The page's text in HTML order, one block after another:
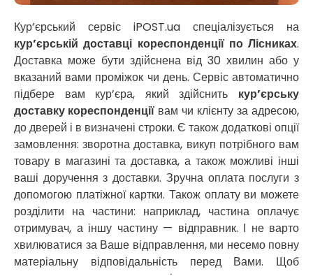
Кур’єрський сервіс iPOST.ua спеціалізується на
кур’єрській доставці кореспонденції по Лісниках.
Доставка може бути здійснена від 30 хвилин або у
вказаний вами проміжок чи день. Сервіс автоматично
підбере вам кур’єра, який здійснить кур’єрську
доставку кореспонденції вам чи клієнту за адресою,
до дверей і в визначені строки. Є також додаткові опції
замовлення: зворотна доставка, викуп потрібного вам
товару в магазині та доставка, а також можливі інші
ваші доручення з доставки. Зручна оплата послуги з
допомогою платіжної картки. Також оплату ви можете
розділити на частини: наприклад, частина оплачує
отримувач, а іншу частину — відправник. І не варто
хвилюватися за Ваше відправлення, ми несемо повну
матеріальну відповідальність перед Вами. Щоб
Новоолександрівка
Новомосковськ
Новосілки
Нововолинськ
Обухів
Обухівка
Одеса
Острог
Павлоград
Переяслав
Первомайськ
Пісочин
Петриків
Петропавлівська Борщагівка
Підгородне
Погреби
Покров